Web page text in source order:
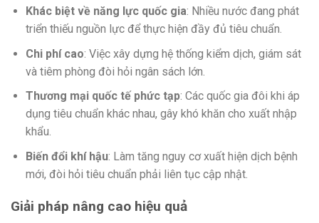
Khác biệt về năng lực quốc gia: Nhiều nước đang phát
triển thiếu nguồn lực để thực hiện đầy đủ tiêu chuẩn.
Chi phí cao: Việc xây dựng hệ thống kiểm dịch, giám sát
và tiêm phòng đòi hỏi ngân sách lớn.
Thương mại quốc tế phức tạp: Các quốc gia đôi khi áp
dụng tiêu chuẩn khác nhau, gây khó khăn cho xuất nhập
khẩu.
Biến đổi khí hậu: Làm tăng nguy cơ xuất hiện dịch bệnh
mới, đòi hỏi tiêu chuẩn phải liên tục cập nhật.
Giải pháp nâng cao hiệu quả